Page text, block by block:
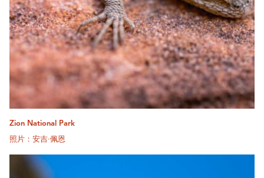
Zion National Park
照片：安吉·佩恩